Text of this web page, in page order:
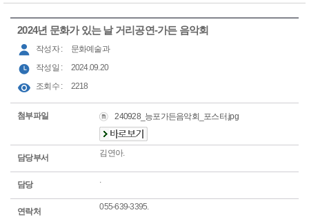
2024년 문화가 있는 날 거리공연-가든 음악회
작성자 : 문화예술과
작성일 : 2024.09.20
조회수 : 2218
첨부파일 240928_능포가든음악회_포스터.jpg
담당부서
김연아.
담당
.
연락처
055-639-3395.